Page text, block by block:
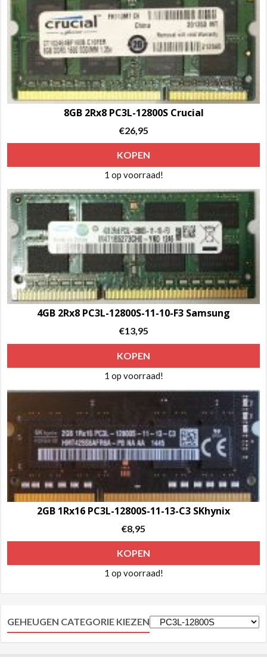
8GB 2Rx8 PC3L-12800S Crucial
€26,95
KOPEN
1 op voorraad!
4GB 2Rx8 PC3L-12800S-11-10-F3 Samsung
€13,95
KOPEN
1 op voorraad!
2GB 1Rx16 PC3L-12800S-11-13-C3 SKhynix
€8,95
KOPEN
1 op voorraad!
GEHEUGEN CATEGORIE KIEZEN